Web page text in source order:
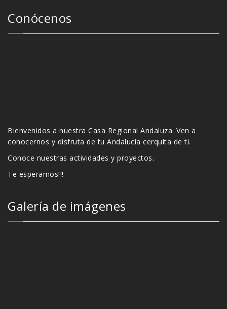
Conócenos
Bienvenidos a nuestra Casa Regional Andaluza. Ven a
conocernos y disfruta de tu Andalucía cerquita de ti.
Conoce nuestras actividades y proyectos.
Te esperamos!!!
Galería de imágenes